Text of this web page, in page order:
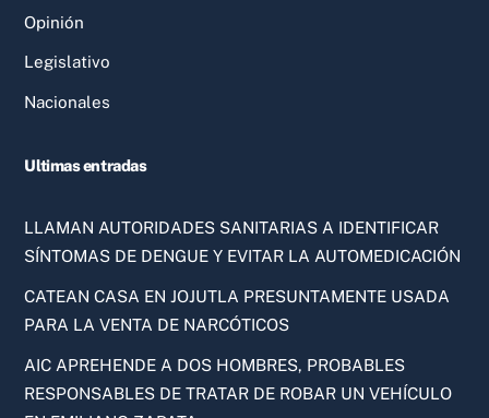
Opinión
Legislativo
Nacionales
Ultimas entradas
LLAMAN AUTORIDADES SANITARIAS A IDENTIFICAR
SÍNTOMAS DE DENGUE Y EVITAR LA AUTOMEDICACIÓN
CATEAN CASA EN JOJUTLA PRESUNTAMENTE USADA
PARA LA VENTA DE NARCÓTICOS
AIC APREHENDE A DOS HOMBRES, PROBABLES
RESPONSABLES DE TRATAR DE ROBAR UN VEHÍCULO